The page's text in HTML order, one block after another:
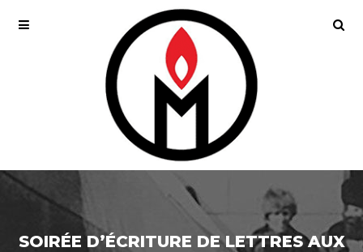
SOIRÉE D’ÉCRITURE DE LETTRES AUX